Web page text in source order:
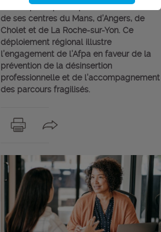
MOAIJ, porté par Cap Formation, au sein
de ses centres du Mans, d’Angers, de
Cholet et de La Roche-sur-Yon. Ce
déploiement régional illustre
l’engagement de l’Afpa en faveur de la
prévention de la désinsertion
professionnelle et de l’accompagnement
des parcours fragilisés.